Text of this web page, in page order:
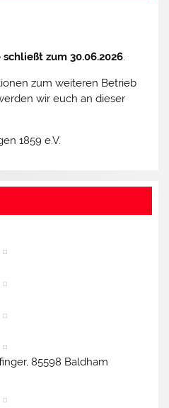
zum 30.06.2026.
zum weiteren Betrieb
wir euch an dieser
1859 e.V.
85598 Baldham